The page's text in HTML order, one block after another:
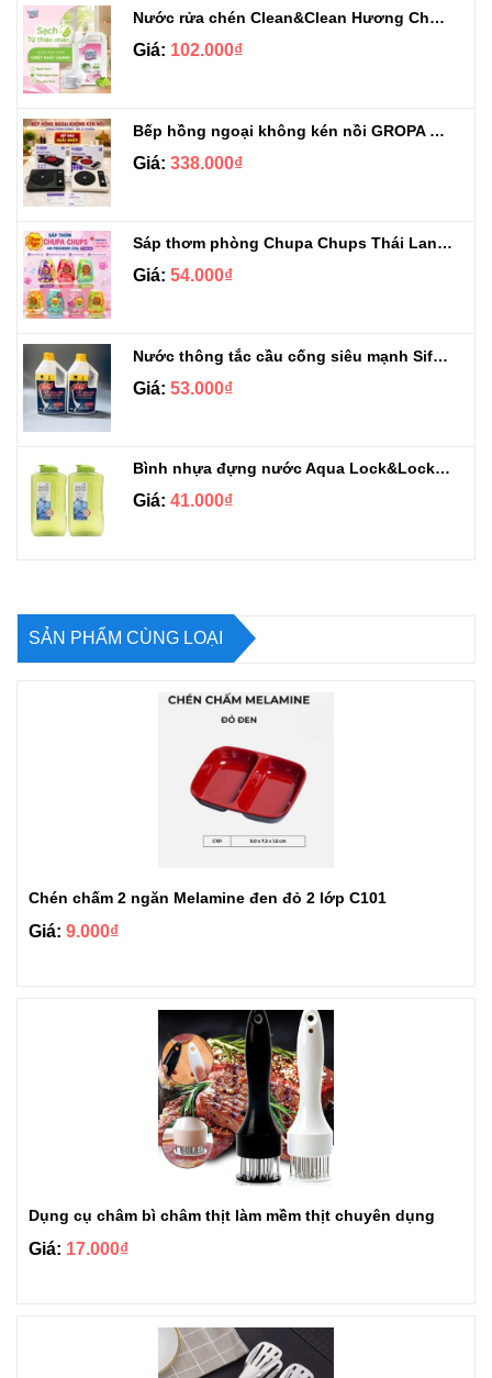
Nước rửa chén Clean&Clean Hương Chanh Can 5L
Giá: 102.000₫
Bếp hồng ngoại không kén nồi GROPA G1-608
Giá: 338.000₫
Sáp thơm phòng Chupa Chups Thái Lan 230g
Giá: 54.000₫
Nước thông tắc cầu cống siêu mạnh Sifa 1.4kg
Giá: 53.000₫
Bình nhựa đựng nước Aqua Lock&Lock 2.1L
Giá: 41.000₫
SẢN PHẨM CÙNG LOẠI
Chén chấm 2 ngăn Melamine đen đỏ 2 lớp C101
Giá: 9.000₫
Dụng cụ châm bì châm thịt làm mềm thịt chuyên dụng
Giá: 17.000₫